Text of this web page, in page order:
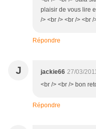
plaisir de vous lire
/> <br /> <br /> <br /
Répondre
J jackie66 27/03/
<br /> <br /> bon
Répondre